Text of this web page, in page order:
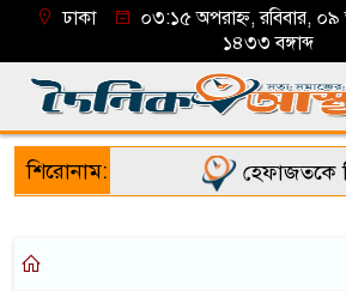
ঢাকা
০৩:১৫ অপরাহ্ন, রবিবার,
১৪৩৩ বঙ্গাব্দ
শিরোনাম: হেফাজতকে